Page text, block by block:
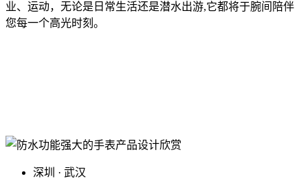
业、运动，无论是日常生活还是潜水出游,它都将于腕间陪伴
您每一个高光时刻。
深圳 · 武汉